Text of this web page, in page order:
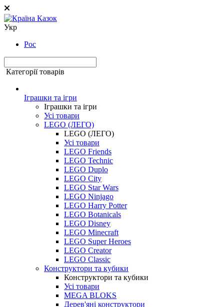
Укр
Рос
Категорії товарів
Іграшки та ігри
Іграшки та ігри
Усі товари
LEGO (ЛЕГО)
LEGO (ЛЕГО)
Усі товари
LEGO Friends
LEGO Technic
LEGO Duplo
LEGO City
LEGO Star Wars
LEGO Ninjago
LEGO Harry Potter
LEGO Botanicals
LEGO Disney
LEGO Minecraft
LEGO Super Heroes
LEGO Creator
LEGO Classic
Конструктори та кубики
Конструктори та кубики
Усі товари
MEGA BLOKS
Дерев'яні конструктори